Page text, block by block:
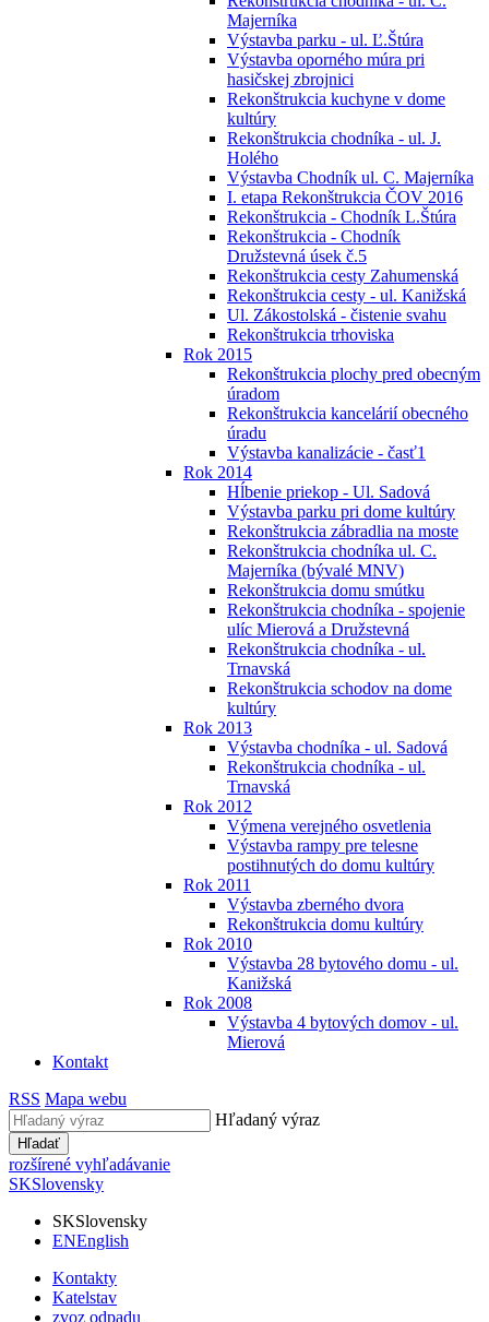
Majerníka
Výstavba parku - ul. Ľ.Štúra
Výstavba oporného múra pri
hasičskej zbrojnici
Rekonštrukcia kuchyne v dome
kultúry
Rekonštrukcia chodníka - ul. J.
Holého
Výstavba Chodník ul. C. Majerníka
I. etapa Rekonštrukcia ČOV 2016
Rekonštrukcia - Chodník L.Štúra
Rekonštrukcia - Chodník
Družstevná úsek č.5
Rekonštrukcia cesty Zahumenská
Rekonštrukcia cesty - ul. Kanižská
Ul. Zákostolská - čistenie svahu
Rekonštrukcia trhoviska
Rok 2015
Rekonštrukcia plochy pred obecným
úradom
Rekonštrukcia kancelárií obecného
úradu
Výstavba kanalizácie - časť1
Rok 2014
Hĺbenie priekop - Ul. Sadová
Výstavba parku pri dome kultúry
Rekonštrukcia zábradlia na moste
Rekonštrukcia chodníka ul. C.
Majerníka (bývalé MNV)
Rekonštrukcia domu smútku
Rekonštrukcia chodníka - spojenie
ulíc Mierová a Družstevná
Rekonštrukcia chodníka - ul.
Trnavská
Rekonštrukcia schodov na dome
kultúry
Rok 2013
Výstavba chodníka - ul. Sadová
Rekonštrukcia chodníka - ul.
Trnavská
Rok 2012
Výmena verejného osvetlenia
Výstavba rampy pre telesne
postihnutých do domu kultúry
Rok 2011
Výstavba zberného dvora
Rekonštrukcia domu kultúry
Rok 2010
Výstavba 28 bytového domu - ul.
Kanižská
Rok 2008
Výstavba 4 bytových domov - ul.
Mierová
Kontakt
RSS Mapa webu
Hľadaný výraz
Hľadať
rozšírené vyhľadávanie
SKSlovensky
SKSlovensky
ENEnglish
Kontakty
Katelstav
zvoz odpadu